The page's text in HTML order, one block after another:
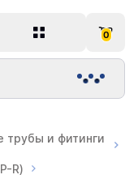
0
трубы и фитинги
R)